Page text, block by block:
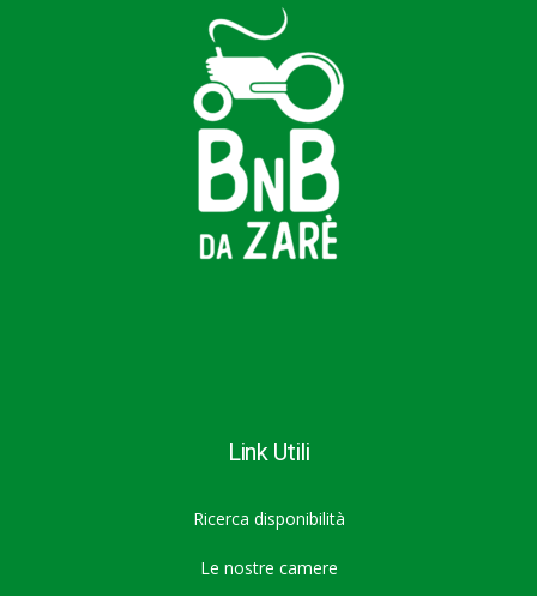
Link Utili
Ricerca disponibilità
Le nostre camere